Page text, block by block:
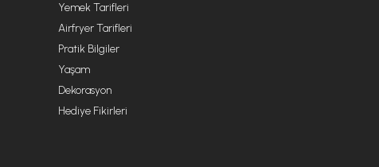
Yemek Tarifleri
Airfryer Tarifleri
Pratik Bilgiler
Yaşam
Dekorasyon
Hediye Fikirleri